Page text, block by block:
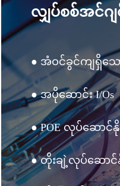
လျှပ်စစ်အင်ဂ
● အံဝင်ခွင်ကျရှိသော
● အပိုဆောင်း I/Os
● POE လုပ်ဆောင်နို
● တိုးချဲ့လုပ်ဆောင်နို